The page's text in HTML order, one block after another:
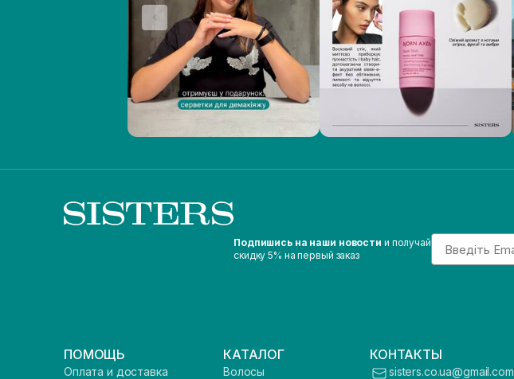
Подпишись на наши новости и получай
скидку 5% на первый заказ
Email
ПОМОЩЬ
Оплата и доставка
КАТАЛОГ
Волосы
КОНТАКТЫ
sisters.co.ua@gmail.com